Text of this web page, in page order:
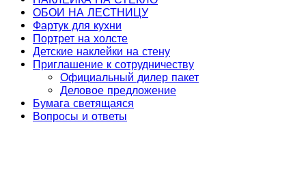
ОБОИ НА ЛЕСТНИЦУ
Фартук для кухни
Портрет на холсте
Детские наклейки на стену
Приглашение к сотрудничеству
Официальный дилер пакет
Деловое предложение
Бумага светящаяся
Вопросы и ответы